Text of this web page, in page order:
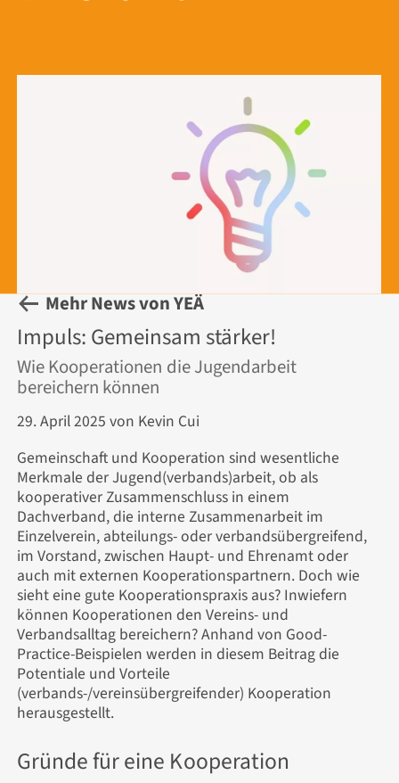
Impuls: Gemeinsam stärker!
Wie Kooperationen die Jugendarbeit
bereichern können
29. April 2025 von Kevin Cui
Gemeinschaft und Kooperation sind wesentliche
Merkmale der Jugend(verbands)arbeit, ob als
kooperativer Zusammenschluss in einem
Dachverband, die interne Zusammenarbeit im
Einzelverein, abteilungs- oder verbandsübergreifend,
im Vorstand, zwischen Haupt- und Ehrenamt oder
auch mit externen Kooperationspartnern. Doch wie
sieht eine gute Kooperationspraxis aus? Inwiefern
können Kooperationen den Vereins- und
Verbandsalltag bereichern? Anhand von Good-
Practice-Beispielen werden in diesem Beitrag die
Potentiale und Vorteile
(verbands-/vereinsübergreifender) Kooperation
herausgestellt.
Gründe für eine Kooperation
Mehr News von YEÄ